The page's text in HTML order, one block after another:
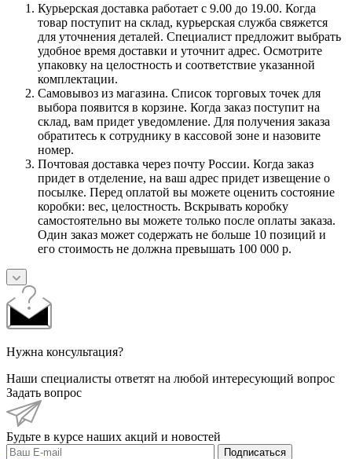
Курьерская доставка работает с 9.00 до 19.00. Когда
товар поступит на склад, курьерская служба свяжется
для уточнения деталей. Специалист предложит выбрать
удобное время доставки и уточнит адрес. Осмотрите
упаковку на целостность и соответствие указанной
комплектации.
Самовывоз из магазина. Список торговых точек для
выбора появится в корзине. Когда заказ поступит на
склад, вам придет уведомление. Для получения заказа
обратитесь к сотруднику в кассовой зоне и назовите
номер.
Почтовая доставка через почту России. Когда заказ
придет в отделение, на ваш адрес придет извещение о
посылке. Перед оплатой вы можете оценить состояние
коробки: вес, целостность. Вскрывать коробку
самостоятельно вы можете только после оплаты заказа.
Один заказ может содержать не больше 10 позиций и
его стоимость не должна превышать 100 000 р.
Нужна консультация?
Наши специалисты ответят на любой интересующий вопрос
Задать вопрос
Будьте в курсе наших акций и новостей
Подписаться